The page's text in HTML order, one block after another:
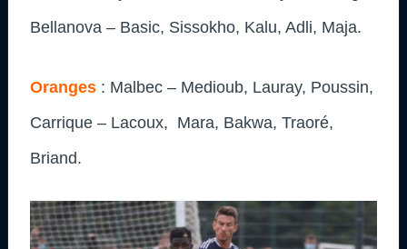
Bellanova – Basic, Sissokho, Kalu, Adli, Maja.
Oranges : Malbec – Medioub, Lauray, Poussin,
Carrique – Lacoux, Mara, Bakwa, Traoré,
Briand.